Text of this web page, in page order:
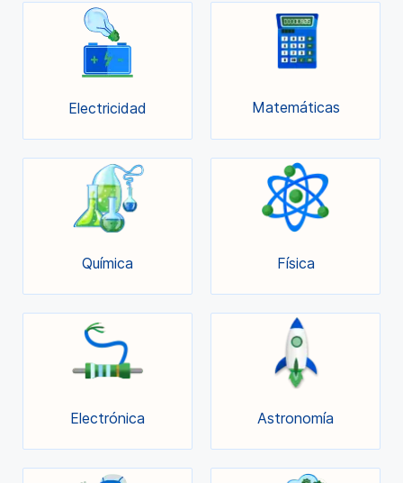
Electricidad Matemáticas
Química Física
Electrónica Astronomía